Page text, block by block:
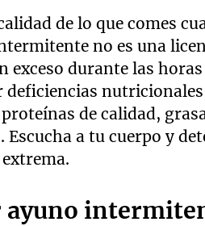
de lo que comes
no es una
exceso durante las
de calidad,
a tu cuerpo y
ayuno